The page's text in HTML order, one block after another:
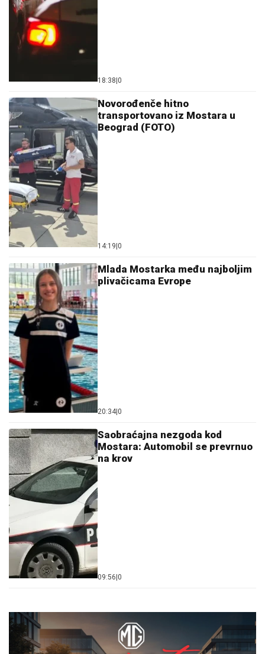
18:38 0
Novorođenče hitno
transportovano iz Mostara u
Beograd (FOTO)
14:19 0
Mlada Mostarka među najboljim
plivačicama Evrope
20:34 0
Saobraćajna nezgoda kod
Mostara: Automobil se prevrnuo
na krov
09:56 0